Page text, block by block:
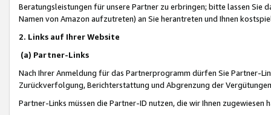
Beratungsleistungen für unsere Partner zu erbringen; bitte lassen Sie
Namen von Amazon aufzutreten) an Sie herantreten und Ihnen
2. Links auf Ihrer Website
(a) Partner-Links
Nach Ihrer Anmeldung für das Partnerprogramm dürfen Sie Partner-
Zurückverfolgung, Berichterstattung und Abgrenzung der
Partner-Links müssen die Partner-ID nutzen, die wir Ihnen zugewiesen